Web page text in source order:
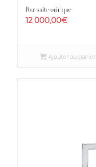
Poursuite onirique
12 000,00€
Ajouter au panier